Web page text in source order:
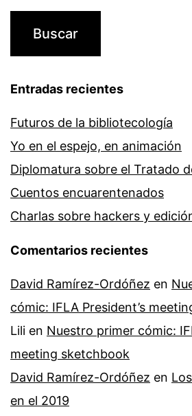
Entradas recientes
Futuros de la bibliotecología
Yo en el espejo, en animación
Diplomatura sobre el Tratado
Cuentos encuarentenados
Charlas sobre hackers y
Comentarios recientes
David Ramírez-Ordóñez en
cómic: IFLA President’s
Lili en Nuestro primer cómic:
meeting sketchbook
David Ramírez-Ordóñez en
en el 2019